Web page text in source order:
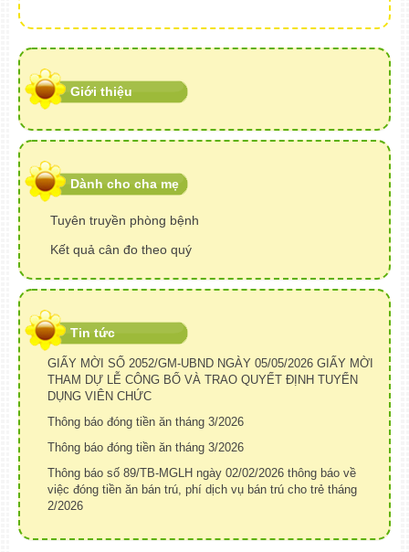
Giới thiệu
Dành cho cha mẹ
Tuyên truyền phòng bệnh
Kết quả cân đo theo quý
Tin tức
GIẤY MỜI SỐ 2052/GM-UBND NGÀY 05/05/2026 GIẤY MỜI
THAM DỰ LỄ CÔNG BỐ VÀ TRAO QUYẾT ĐỊNH TUYỂN
DỤNG VIÊN CHỨC
Thông báo đóng tiền ăn tháng 3/2026
Thông báo đóng tiền ăn tháng 3/2026
Thông báo số 89/TB-MGLH ngày 02/02/2026 thông báo về
việc đóng tiền ăn bán trú, phí dịch vụ bán trú cho trẻ tháng
2/2026